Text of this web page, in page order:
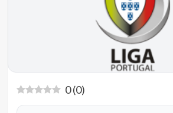
0(0)